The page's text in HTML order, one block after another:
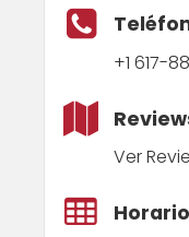
+1 617-
Ver
Horario